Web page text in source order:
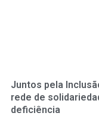
Juntos pela
rede de
deficiência